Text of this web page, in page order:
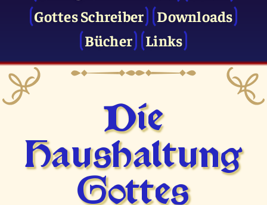
Gottes Schreiber
Downloads
Bücher
Links
Die
Haushaltung
Gottes